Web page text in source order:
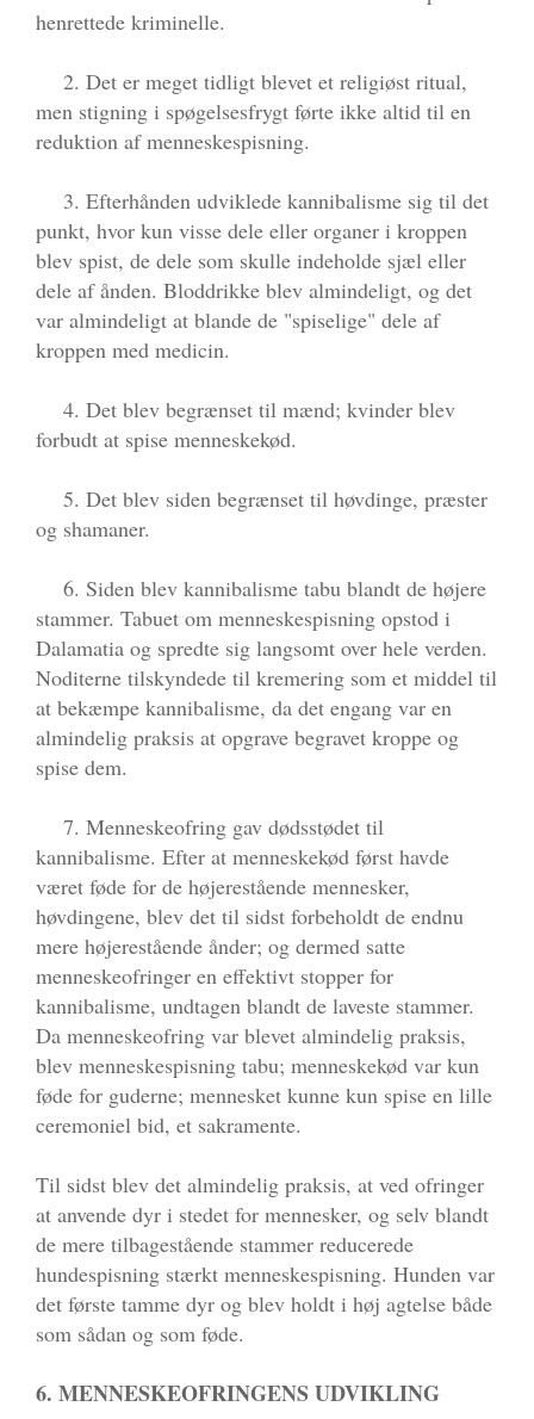
henrettede kriminelle.
2. Det er meget tidligt blevet et religiøst ritual,
men stigning i spøgelsesfrygt førte ikke altid til en
reduktion af menneskespisning.
3. Efterhånden udviklede kannibalisme sig til det
punkt, hvor kun visse dele eller organer i kroppen
blev spist, de dele som skulle indeholde sjæl eller
dele af ånden. Bloddrikke blev almindeligt, og det
var almindeligt at blande de "spiselige" dele af
kroppen med medicin.
4. Det blev begrænset til mænd; kvinder blev
forbudt at spise menneskekød.
5. Det blev siden begrænset til høvdinge, præster
og shamaner.
6. Siden blev kannibalisme tabu blandt de højere
stammer. Tabuet om menneskespisning opstod i
Dalamatia og spredte sig langsomt over hele verden.
Noditerne tilskyndede til kremering som et middel til
at bekæmpe kannibalisme, da det engang var en
almindelig praksis at opgrave begravet kroppe og
spise dem.
7. Menneskeofring gav dødsstødet til
kannibalisme. Efter at menneskekød først havde
været føde for de højerestående mennesker,
høvdingene, blev det til sidst forbeholdt de endnu
mere højerestående ånder; og dermed satte
menneskeofringer en effektivt stopper for
kannibalisme, undtagen blandt de laveste stammer.
Da menneskeofring var blevet almindelig praksis,
blev menneskespisning tabu; menneskekød var kun
føde for guderne; mennesket kunne kun spise en lille
ceremoniel bid, et sakramente.
Til sidst blev det almindelig praksis, at ved ofringer
at anvende dyr i stedet for mennesker, og selv blandt
de mere tilbagestående stammer reducerede
hundespisning stærkt menneskespisning. Hunden var
det første tamme dyr og blev holdt i høj agtelse både
som sådan og som føde.
6. MENNESKEOFRINGENS UDVIKLING